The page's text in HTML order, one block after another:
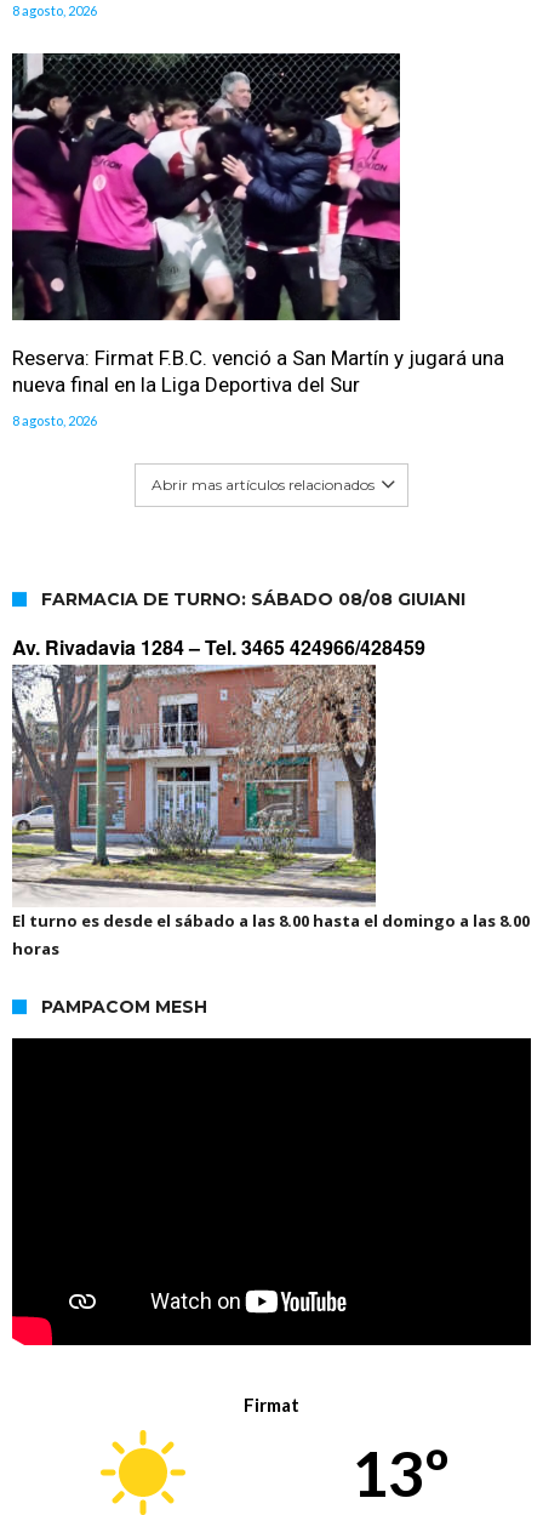
8 agosto, 2026
Reserva: Firmat F.B.C. venció a San Martín y jugará una
nueva final en la Liga Deportiva del Sur
8 agosto, 2026
Abrir mas artículos relacionados
FARMACIA DE TURNO: SÁBADO 08/08 GIUIANI
Av. Rivadavia 1284 –Tel. 3465 424966/428459
El turno es desde el sábado a las 8.00 hasta el domingo a las 8.00
horas
PAMPACOM MESH
Firmat
13º